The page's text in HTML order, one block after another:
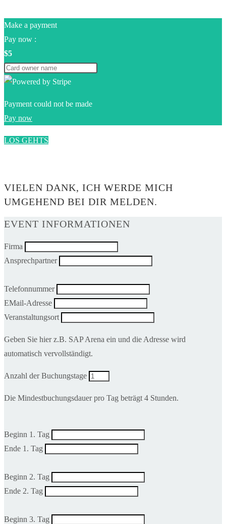
Make a payment
Pay now :
$5
Payment could not be made
Pay now
LOS GEHTS
VIELEN DANK, ICH WERDE MICH
UMGEHEND BEI DIR MELDEN.
EVENT INFORMATIONEN
Firma
Ansprechpartner
Telefonnummer
EMail-Adresse
Veranstaltungsort
Geben Sie hier z.B. SAP Arena ein und die Adresse wird
automatisch vervollständigt.
Anzahl der Buchungstage
Die Mindestbuchungsdauer pro Tag beträgt 4 Stunden.
Beginn 1. Tag
Ende 1. Tag
Beginn 2. Tag
Ende 2. Tag
Beginn 3. Tag